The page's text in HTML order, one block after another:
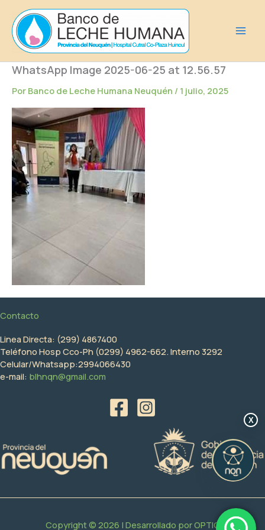
contenido
WhatsApp Image 2025-06-25 at 12.56.57
Por Banco de Leche Humana Neuquén / 1 julio, 2025
Contacto
Linea Directa: (299) 4867400
Teléfono Hosp Cco-Ph (0299) 4962-662. Interno 3292
Celular/Whatsapp:2994066430
e-mail: blhnqn@gmail.com
Copyright © 2026 | Desarrollado porOPTIC
X